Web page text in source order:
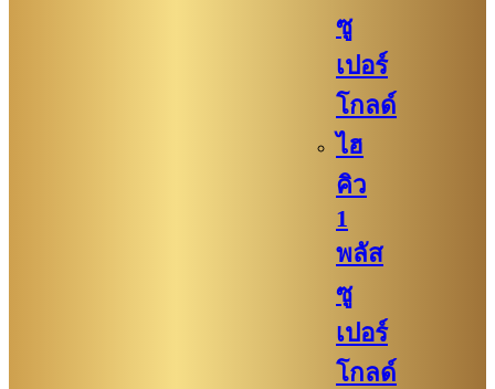
ซู
เปอร์
โกลด์
ไฮ
คิว
1
พลัส
ซู
เปอร์
โกลด์